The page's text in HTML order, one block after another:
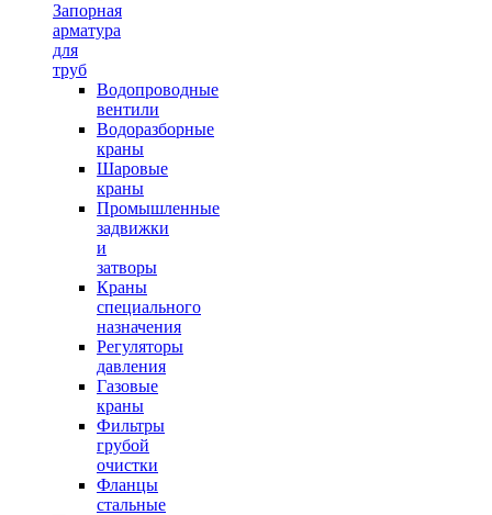
Запорная
арматура
для
труб
Водопроводные
вентили
Водоразборные
краны
Шаровые
краны
Промышленные
задвижки
и
затворы
Краны
специального
назначения
Регуляторы
давления
Газовые
краны
Фильтры
грубой
очистки
Фланцы
стальные